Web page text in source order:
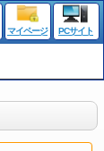
マイページ PCサイト